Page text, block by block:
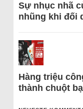
Sự nhục nhã
nhũng khi đối
Hàng triệu
thành chuột